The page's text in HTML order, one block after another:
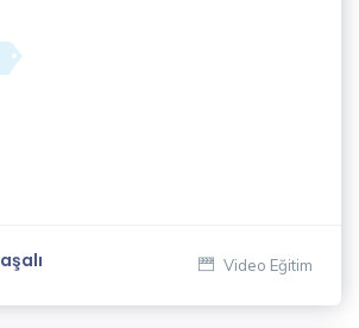
Video Eğitim